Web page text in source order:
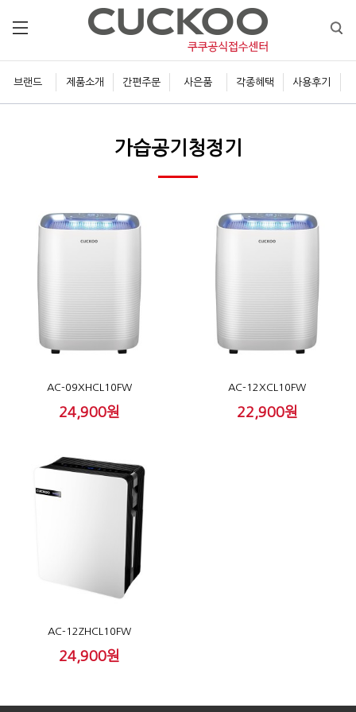
브랜드 제품소개 간편주문 사은품 각종혜택 사용후기
가습공기청정기
AC-09XHCL10FW
24,900원
AC-12XCL10FW
22,900원
AC-12ZHCL10FW
24,900원